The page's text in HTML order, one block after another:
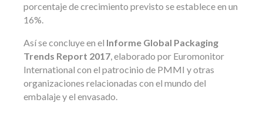
porcentaje de crecimiento previsto se establece en un
16%.
Así se concluye en el Informe Global Packaging
Trends Report 2017, elaborado por Euromonitor
International con el patrocinio de PMMI y otras
organizaciones relacionadas con el mundo del
embalaje y el envasado.